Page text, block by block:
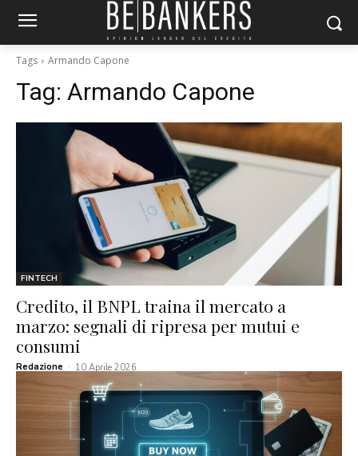
Tags Armando Capone
Tag: Armando Capone
FINTECH
Credito, il BNPL traina il mercato a
marzo: segnali di ripresa per mutui e
consumi
Redazione - 10 Aprile 2026